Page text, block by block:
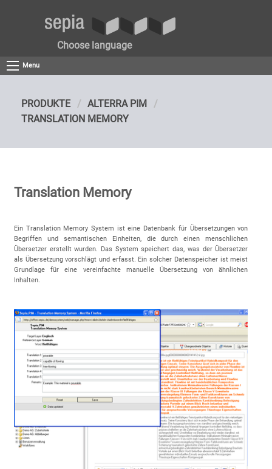
Choose language
Menu
PRODUKTE
ALTERRA PIM
TRANSLATION MEMORY
Translation Memory
Ein Translation Memory System ist eine Datenbank für Übersetzungen von
Begriffen und semantischen Einheiten, die durch einen menschlichen
Übersetzer erstellt wurden. Das System speichert das, was der Übersetzer
als Übersetzung vorschlägt und erfasst. Ein solcher Datenspeicher ist meist
Grundlage für eine vereinfachte manuelle Übersetzung von ähnlichen
Inhalten.